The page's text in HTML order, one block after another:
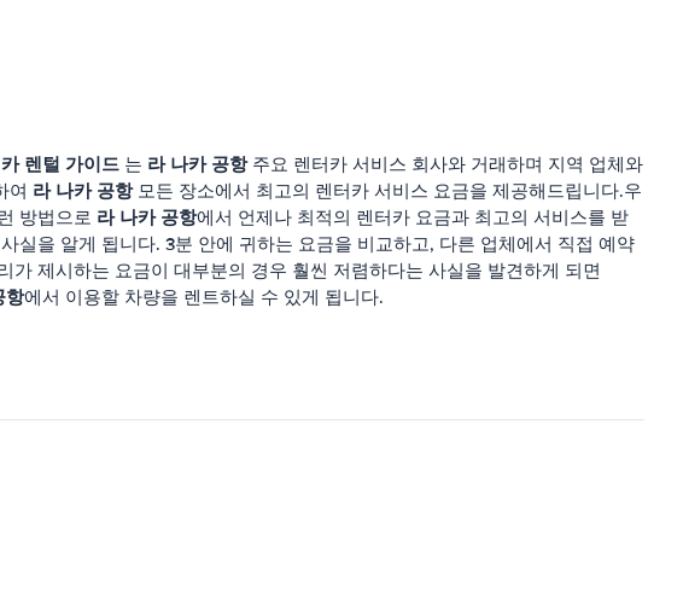
렌털 가이드 는 라 나카 공항주요 렌터카 서비스 회사와 거래하며 지역 업체와
여 라 나카 공항모든 장소에서 최고의 렌터카 서비스 요금을 제공해드립니다.우
방법으로 라 나카 공항에서 언제나 최적의 렌터카 요금과 최고의 서비스를 받
실을 알게 됩니다. 3분 안에 귀하는 요금을 비교하고, 다른 업체에서 직접 예약
가 제시하는 요금이 대부분의 경우 훨씬 저렴하다는 사실을 발견하게 되면
항에서 이용할 차량을 렌트하실 수 있게 됩니다.